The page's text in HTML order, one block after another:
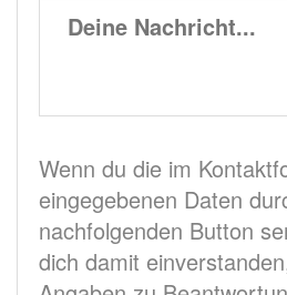
Wenn du die im
eingegebenen Daten
nachfolgenden Button
dich damit